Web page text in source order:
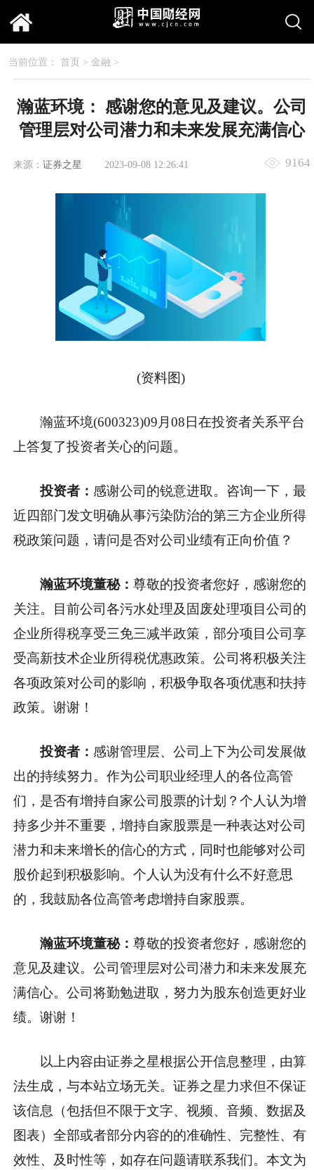
当前位置： 首页 > 金融 >
瀚蓝环境： 感谢您的意见及建议。公司
管理层对公司潜力和未来发展充满信心
来源： 证券之星 2023-09-08 12:26:41 9164
(资料图)
瀚蓝环境(600323)09月08日在投资者关系平台
上答复了投资者关心的问题。
投资者： 感谢公司的锐意进取。咨询一下，最
近四部门发文明确从事污染防治的第三方企业所得
税政策问题，请问是否对公司业绩有正向价值？
瀚蓝环境董秘：尊敬的投资者您好，感谢您的
关注。目前公司各污水处理及固废处理项目公司的
企业所得税享受三免三减半政策，部分项目公司享
受高新技术企业所得税优惠政策。公司将积极关注
各项政策对公司的影响，积极争取各项优惠和扶持
政策。谢谢！
投资者： 感谢管理层、公司上下为公司发展做
出的持续努力。作为公司职业经理人的各位高管
们，是否有增持自家公司股票的计划？个人认为增
持多少并不重要，增持自家股票是一种表达对公司
潜力和未来增长的信心的方式，同时也能够对公司
股价起到积极影响。个人认为没有什么不好意思
的，我鼓励各位高管考虑增持自家股票。
瀚蓝环境董秘：尊敬的投资者您好，感谢您的
意见及建议。公司管理层对公司潜力和未来发展充
满信心。公司将勤勉进取，努力为股东创造更好业
绩。谢谢！
以上内容由证券之星根据公开信息整理，由算
法生成，与本站立场无关。证券之星力求但不保证
该信息（包括但不限于文字、视频、音频、数据及
图表）全部或者部分内容的的准确性、完整性、有
效性、及时性等，如存在问题请联系我们。本文为